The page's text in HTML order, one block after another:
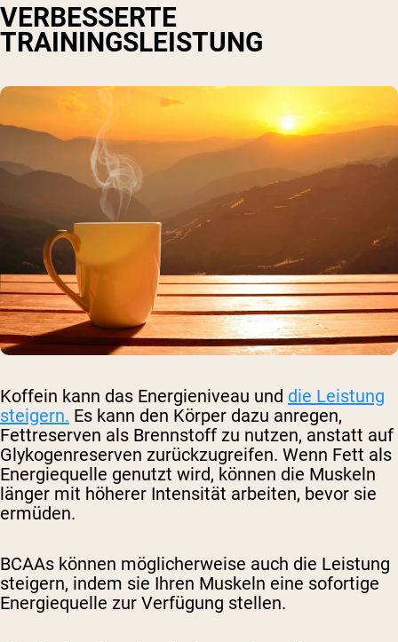
VERBESSERTE
TRAININGSLEISTUNG
Koffein kann das Energieniveau und die Leistung
steigern. Es kann den Körper dazu anregen,
Fettreserven als Brennstoff zu nutzen, anstatt auf
Glykogenreserven zurückzugreifen. Wenn Fett als
Energiequelle genutzt wird, können die Muskeln
länger mit höherer Intensität arbeiten, bevor sie
ermüden.
BCAAs können möglicherweise auch die Leistung
steigern, indem sie Ihren Muskeln eine sofortige
Energiequelle zur Verfügung stellen.